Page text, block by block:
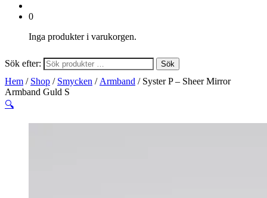
0
Inga produkter i varukorgen.
Sök efter: Sök
Hem / Shop / Smycken / Armband / Syster P – Sheer Mirror
Armband Guld S
🔍